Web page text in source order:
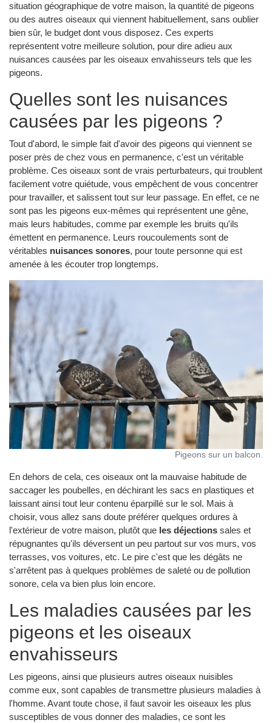
situation géographique de votre maison, la quantité de pigeons
ou des autres oiseaux qui viennent habituellement, sans oublier
bien sûr, le budget dont vous disposez. Ces experts
représentent votre meilleure solution, pour dire adieu aux
nuisances causées par les oiseaux envahisseurs tels que les
pigeons.
Quelles sont les nuisances
causées par les pigeons ?
Tout d'abord, le simple fait d'avoir des pigeons qui viennent se
poser près de chez vous en permanence, c'est un véritable
problème. Ces oiseaux sont de vrais perturbateurs, qui troublent
facilement votre quiétude, vous empêchent de vous concentrer
pour travailler, et salissent tout sur leur passage. En effet, ce ne
sont pas les pigeons eux-mêmes qui représentent une gêne,
mais leurs habitudes, comme par exemple les bruits qu'ils
émettent en permanence. Leurs roucoulements sont de
véritables nuisances sonores, pour toute personne qui est
amenée à les écouter trop longtemps.
Pigeons sur un balcon.
En dehors de cela, ces oiseaux ont la mauvaise habitude de
saccager les poubelles, en déchirant les sacs en plastiques et
laissant ainsi tout leur contenu éparpillé sur le sol. Mais à
choisir, vous allez sans doute préférer quelques ordures à
l'extérieur de votre maison, plutôt que les déjections sales et
répugnantes qu'ils déversent un peu partout sur vos murs, vos
terrasses, vos voitures, etc. Le pire c'est que les dégâts ne
s'arrêtent pas à quelques problèmes de saleté ou de pollution
sonore, cela va bien plus loin encore.
Les maladies causées par les
pigeons et les oiseaux
envahisseurs
Les pigeons, ainsi que plusieurs autres oiseaux nuisibles
comme eux, sont capables de transmettre plusieurs maladies à
l'homme. Avant toute chose, il faut savoir les oiseaux les plus
susceptibles de vous donner des maladies, ce sont les